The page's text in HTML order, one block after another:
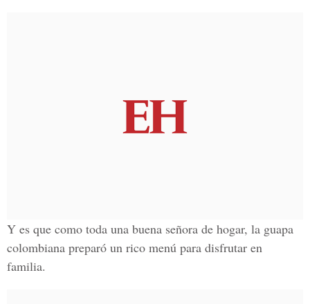
Y es que como toda una buena señora de hogar, la guapa
colombiana preparó un rico menú para disfrutar en
familia.